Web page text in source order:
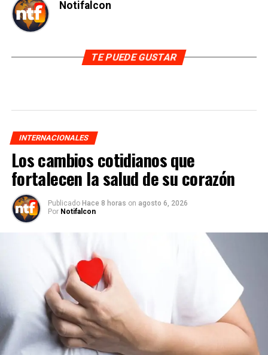
Notifalcon
TE PUEDE GUSTAR
INTERNACIONALES
Los cambios cotidianos que
fortalecen la salud de su corazón
Publicado Hace 8 horas on agosto 6, 2026
Por Notifalcon